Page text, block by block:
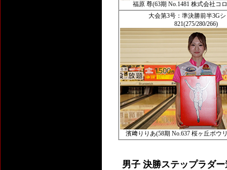
福原 尊(63期 No.1481 株式会社コ
大会第3号：準決勝前半3G
821(275/280/266)
濱﨑りりあ(58期 No.637 桜ヶ丘ボウ
男子 決勝ステップラダ